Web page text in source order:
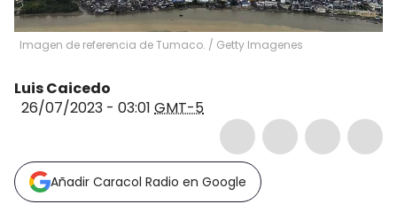
Imagen de referencia de Tumaco. / Getty Imagenes
Luis Caicedo
26/07/2023 - 03:01 GMT-5
Añadir Caracol Radio en Google